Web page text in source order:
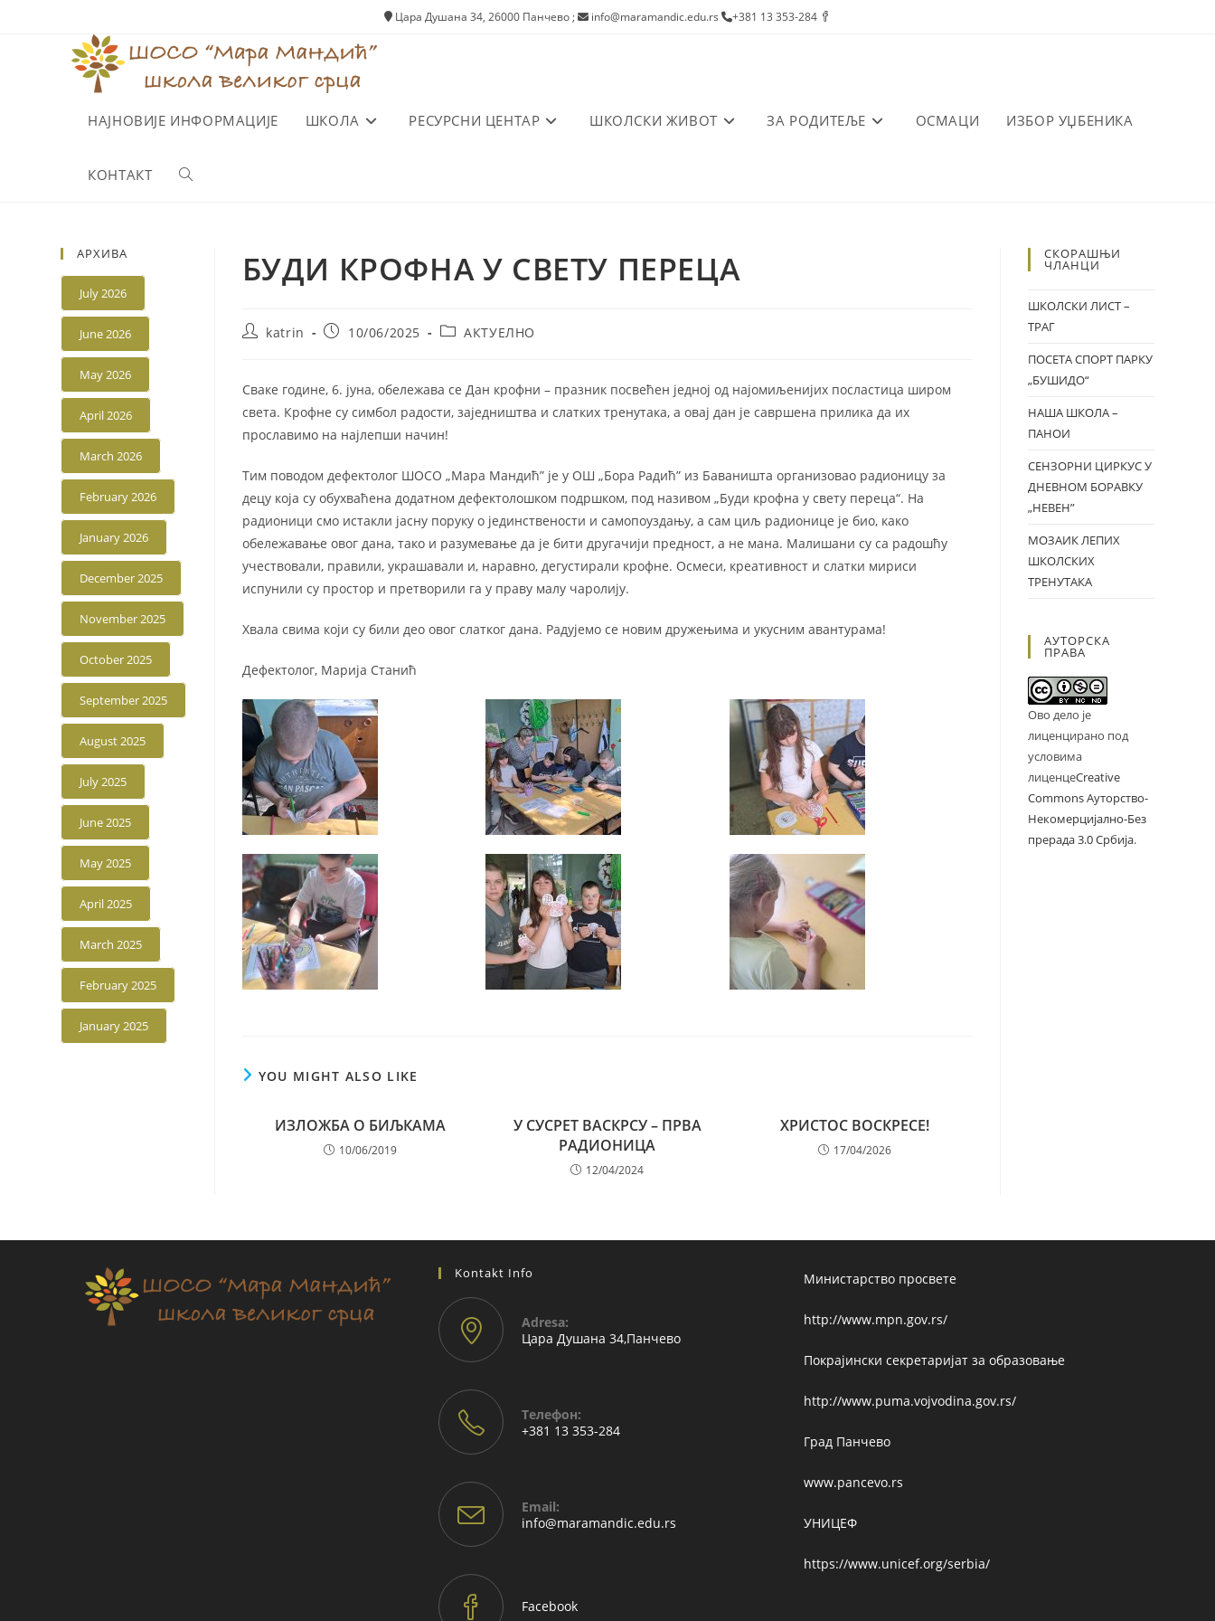
Цара Душана 34, 26000 Панчево ; info@maramandic.edu.rs +381 13 353-284
НАЈНОВИЈЕ ИНФОРМАЦИЈЕ ШКОЛА РЕСУРСНИ ЦЕНТАР ШКОЛСКИ ЖИВОТ ЗА РОДИТЕЉЕ ОСМАЦИ ИЗБОР УЏБЕНИКА
КОНТАКТ Toggle
БУДИ КРОФНА У СВЕТУ ПЕРЕЦА
Postkatrin
Post10/06/2025
PostАКТУЕЛНО
Сваке године, 6. јуна, обележава се Дан крофни – празник посвећен једној од најомиљенијих посластица широм
света. Крофне су симбол радости, заједништва и слатких тренутака, а овај дан је савршена прилика да их
прославимо на најлепши начин!
Тим поводом дефектолог ШОСО „Мара Мандић” је у ОШ „Бора Радић” из Баваништа организовао радионицу за
децу која су обухваћена додатном дефектолошком подршком, под називом „Буди крофна у свету переца“. На
радионици смо истакли јасну поруку о јединствености и самопоуздању, а сам циљ радионице је био, како
обележавање овог дана, тако и разумевање да је бити другачији предност, а не мана. Малишани су са радошћу
учествовали, правили, украшавали и, наравно, дегустирали крофне. Осмеси, креативност и слатки мириси
испунили су простор и претворили га у праву малу чаролију.
Хвала свима који су били део овог слатког дана. Радујемо се новим дружењима и укусним авантурама!
Дефектолог, Марија Станић
YOU MIGHT ALSO LIKE
ИЗЛОЖБА О БИЉКАМА
10/06/2019
У СУСРЕТ ВАСКРСУ – ПРВА
РАДИОНИЦА
12/04/2024
ХРИСТОС ВOСКРEСЕ!
17/04/2026
АРХИВА
July 2026
June 2026
May 2026
April 2026
March 2026
February 2026
January 2026
December 2025
November 2025
October 2025
September 2025
August 2025
July 2025
June 2025
May 2025
April 2025
March 2025
February 2025
January 2025
СКОРАШЊИ
ЧЛАНЦИ
ШКОЛСКИ ЛИСТ –
ТРАГ
ПОСЕТА СПОРТ ПАРКУ
„БУШИДО“
НАША ШКОЛА –
ПАНОИ
СЕНЗОРНИ ЦИРКУС У
ДНЕВНОМ БОРАВКУ
„НЕВЕН”
МОЗАИК ЛЕПИХ
ШКОЛСКИХ
ТРЕНУТАКА
АУТОРСКА
ПРАВА
Ово дело је
лиценцирано под
условима
лиценцеCreative
Commons Ауторство-
Некомерцијално-Без
прерада 3.0 Србија.
Kontakt Info
Adresа:
Цара Душана 34,Панчево
Телефон:
+381 13 353-284
Email:
info@maramandic.edu.rs
Facebook
Министарство просвете
http://www.mpn.gov.rs/
Покрајински секретаријат за образовање
http://www.puma.vojvodina.gov.rs/
Град Панчево
www.pancevo.rs
УНИЦЕФ
https://www.unicef.org/serbia/